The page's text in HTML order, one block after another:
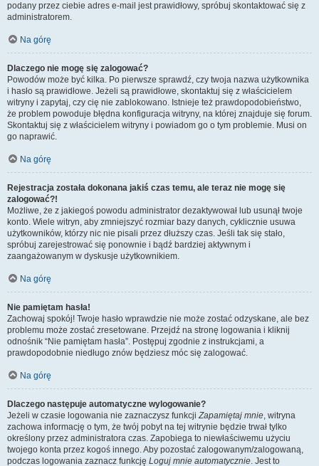
podany przez ciebie adres e-mail jest prawidłowy, spróbuj skontaktować się z
administratorem.
Na górę
Dlaczego nie mogę się zalogować?
Powodów może być kilka. Po pierwsze sprawdź, czy twoja nazwa użytkownika
i hasło są prawidłowe. Jeżeli są prawidłowe, skontaktuj się z właścicielem
witryny i zapytaj, czy cię nie zablokowano. Istnieje też prawdopodobieństwo,
że problem powoduje błędna konfiguracja witryny, na której znajduje się forum.
Skontaktuj się z właścicielem witryny i powiadom go o tym problemie. Musi on
go naprawić.
Na górę
Rejestracja została dokonana jakiś czas temu, ale teraz nie mogę się
zalogować?!
Możliwe, że z jakiegoś powodu administrator dezaktywował lub usunął twoje
konto. Wiele witryn, aby zmniejszyć rozmiar bazy danych, cyklicznie usuwa
użytkowników, którzy nic nie pisali przez dłuższy czas. Jeśli tak się stało,
spróbuj zarejestrować się ponownie i bądź bardziej aktywnym i
zaangażowanym w dyskusje użytkownikiem.
Na górę
Nie pamiętam hasła!
Zachowaj spokój! Twoje hasło wprawdzie nie może zostać odzyskane, ale bez
problemu może zostać zresetowane. Przejdź na stronę logowania i kliknij
odnośnik “Nie pamiętam hasła”. Postępuj zgodnie z instrukcjami, a
prawdopodobnie niedługo znów będziesz móc się zalogować.
Na górę
Dlaczego następuje automatyczne wylogowanie?
Jeżeli w czasie logowania nie zaznaczysz funkcjiZapamiętaj mnie, witryna
zachowa informację o tym, że twój pobyt na tej witrynie będzie trwał tylko
określony przez administratora czas. Zapobiega to niewłaściwemu użyciu
twojego konta przez kogoś innego. Aby pozostać zalogowanym/zalogowaną,
podczas logowania zaznacz funkcję Loguj mnie automatycznie. Jest to